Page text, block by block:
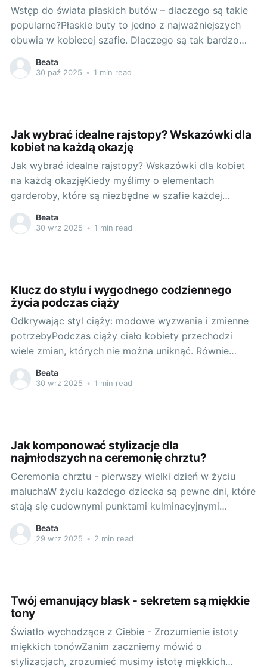
Wstęp do świata płaskich butów – dlaczego są takie
popularne?Płaskie buty to jedno z najważniejszych
obuwia w kobiecej szafie. Dlaczego są tak bardzo
popularne? Przede wszystkim dlatego, że zapewniają
nieporównywalny komfort podczas noszenia. Płaskie
Beata
30 paź 2025 • 1 min read
Jak wybrać idealne rajstopy? Wskazówki dla
kobiet na każdą okazję
Jak wybrać idealne rajstopy? Wskazówki dla kobiet
na każdą okazjęKiedy myślimy o elementach
garderoby, które są niezbędne w szafie każdej
kobiety, na samym szczycie listy znajdują się
rajstopy. Czy są to rajstopy cienkie, rozgrzewające
Beata
30 wrz 2025 • 1 min read
Klucz do stylu i wygodnego codziennego
życia podczas ciąży
Odkrywając styl ciąży: modowe wyzwania i zmienne
potrzebyPodczas ciąży ciało kobiety przechodzi
wiele zmian, których nie można uniknąć. Równie
często zmieniają się nasze potrzeby dotyczące
ubioru. Jak jednak odnaleźć swój styl, nie rezygnując
Beata
30 wrz 2025 • 1 min read
Jak komponować stylizacje dla
najmłodszych na ceremonię chrztu?
Ceremonia chrztu - pierwszy wielki dzień w życiu
maluchaW życiu każdego dziecka są pewne dni, które
stają się cudownymi punktami kulminacyjnymi
naszych rodzinnych historii. Jednym z takich dni jest
na pewno chrzest. To wydarzenie to pierwszy ważny
Beata
29 wrz 2025 • 2 min read
Twój emanujący blask - sekretem są miękkie
tony
Światło wychodzące z Ciebie - Zrozumienie istoty
miękkich tonówZanim zaczniemy mówić o
stylizacjach, zrozumieć musimy istotę miękkich